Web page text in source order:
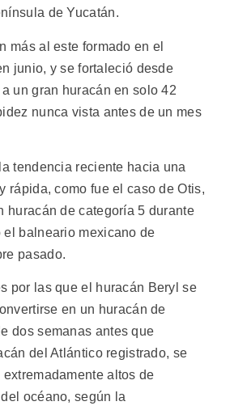
de Yucatán.
más al este formado en el
junio, y se fortaleció desde
un gran huracán en solo 42
nunca vista antes de un mes
tendencia reciente hacia una
rápida, como fue el caso de Otis,
huracán de categoría 5 durante
el balneario mexicano de
pasado.
por las que el huracán Beryl se
en un huracán de
dos semanas antes que
del Atlántico registrado, se
altos de
océano, según la